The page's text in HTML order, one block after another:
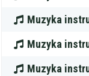
Muzyka
Muzyka
Muzyka